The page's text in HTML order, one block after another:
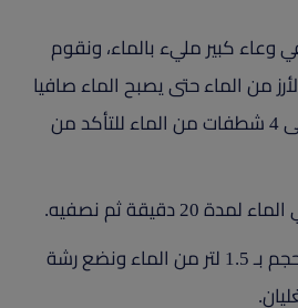
وعاء كبير مليء بالماء، ونقوم
من الماء حتى يصبح الماء صافيا
عادة ما يستغرق منا 3 إلى 4 شطفات من الماء للتأكد من
20 دقيقة ثم نصفيه.
نملأ قدرا متوسط الحجم بـ 1.5 لتر من الماء ونضع رشة